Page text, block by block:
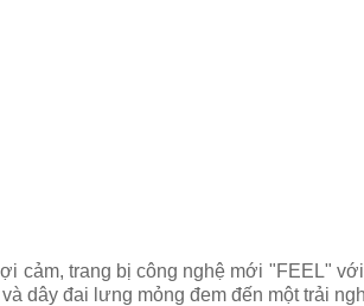
cảm, trang bị công nghệ mới "FEEL"
dây đai lưng mỏng đem đến một trải